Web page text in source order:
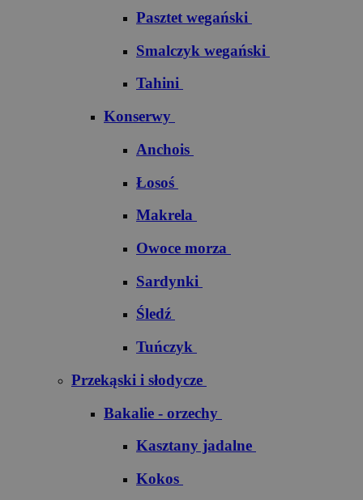
Pasztet wegański
Smalczyk wegański
Tahini
Konserwy
Anchois
Łosoś
Makrela
Owoce morza
Sardynki
Śledź
Tuńczyk
Przekąski i słodycze
Bakalie - orzechy
Kasztany jadalne
Kokos